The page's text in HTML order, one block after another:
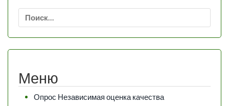
Меню
Опрос Независимая оценка качества